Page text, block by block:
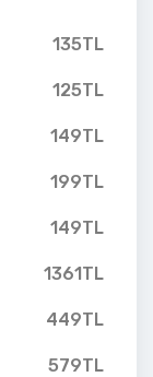
135TL
125TL
149TL
199TL
149TL
1361TL
449TL
579TL